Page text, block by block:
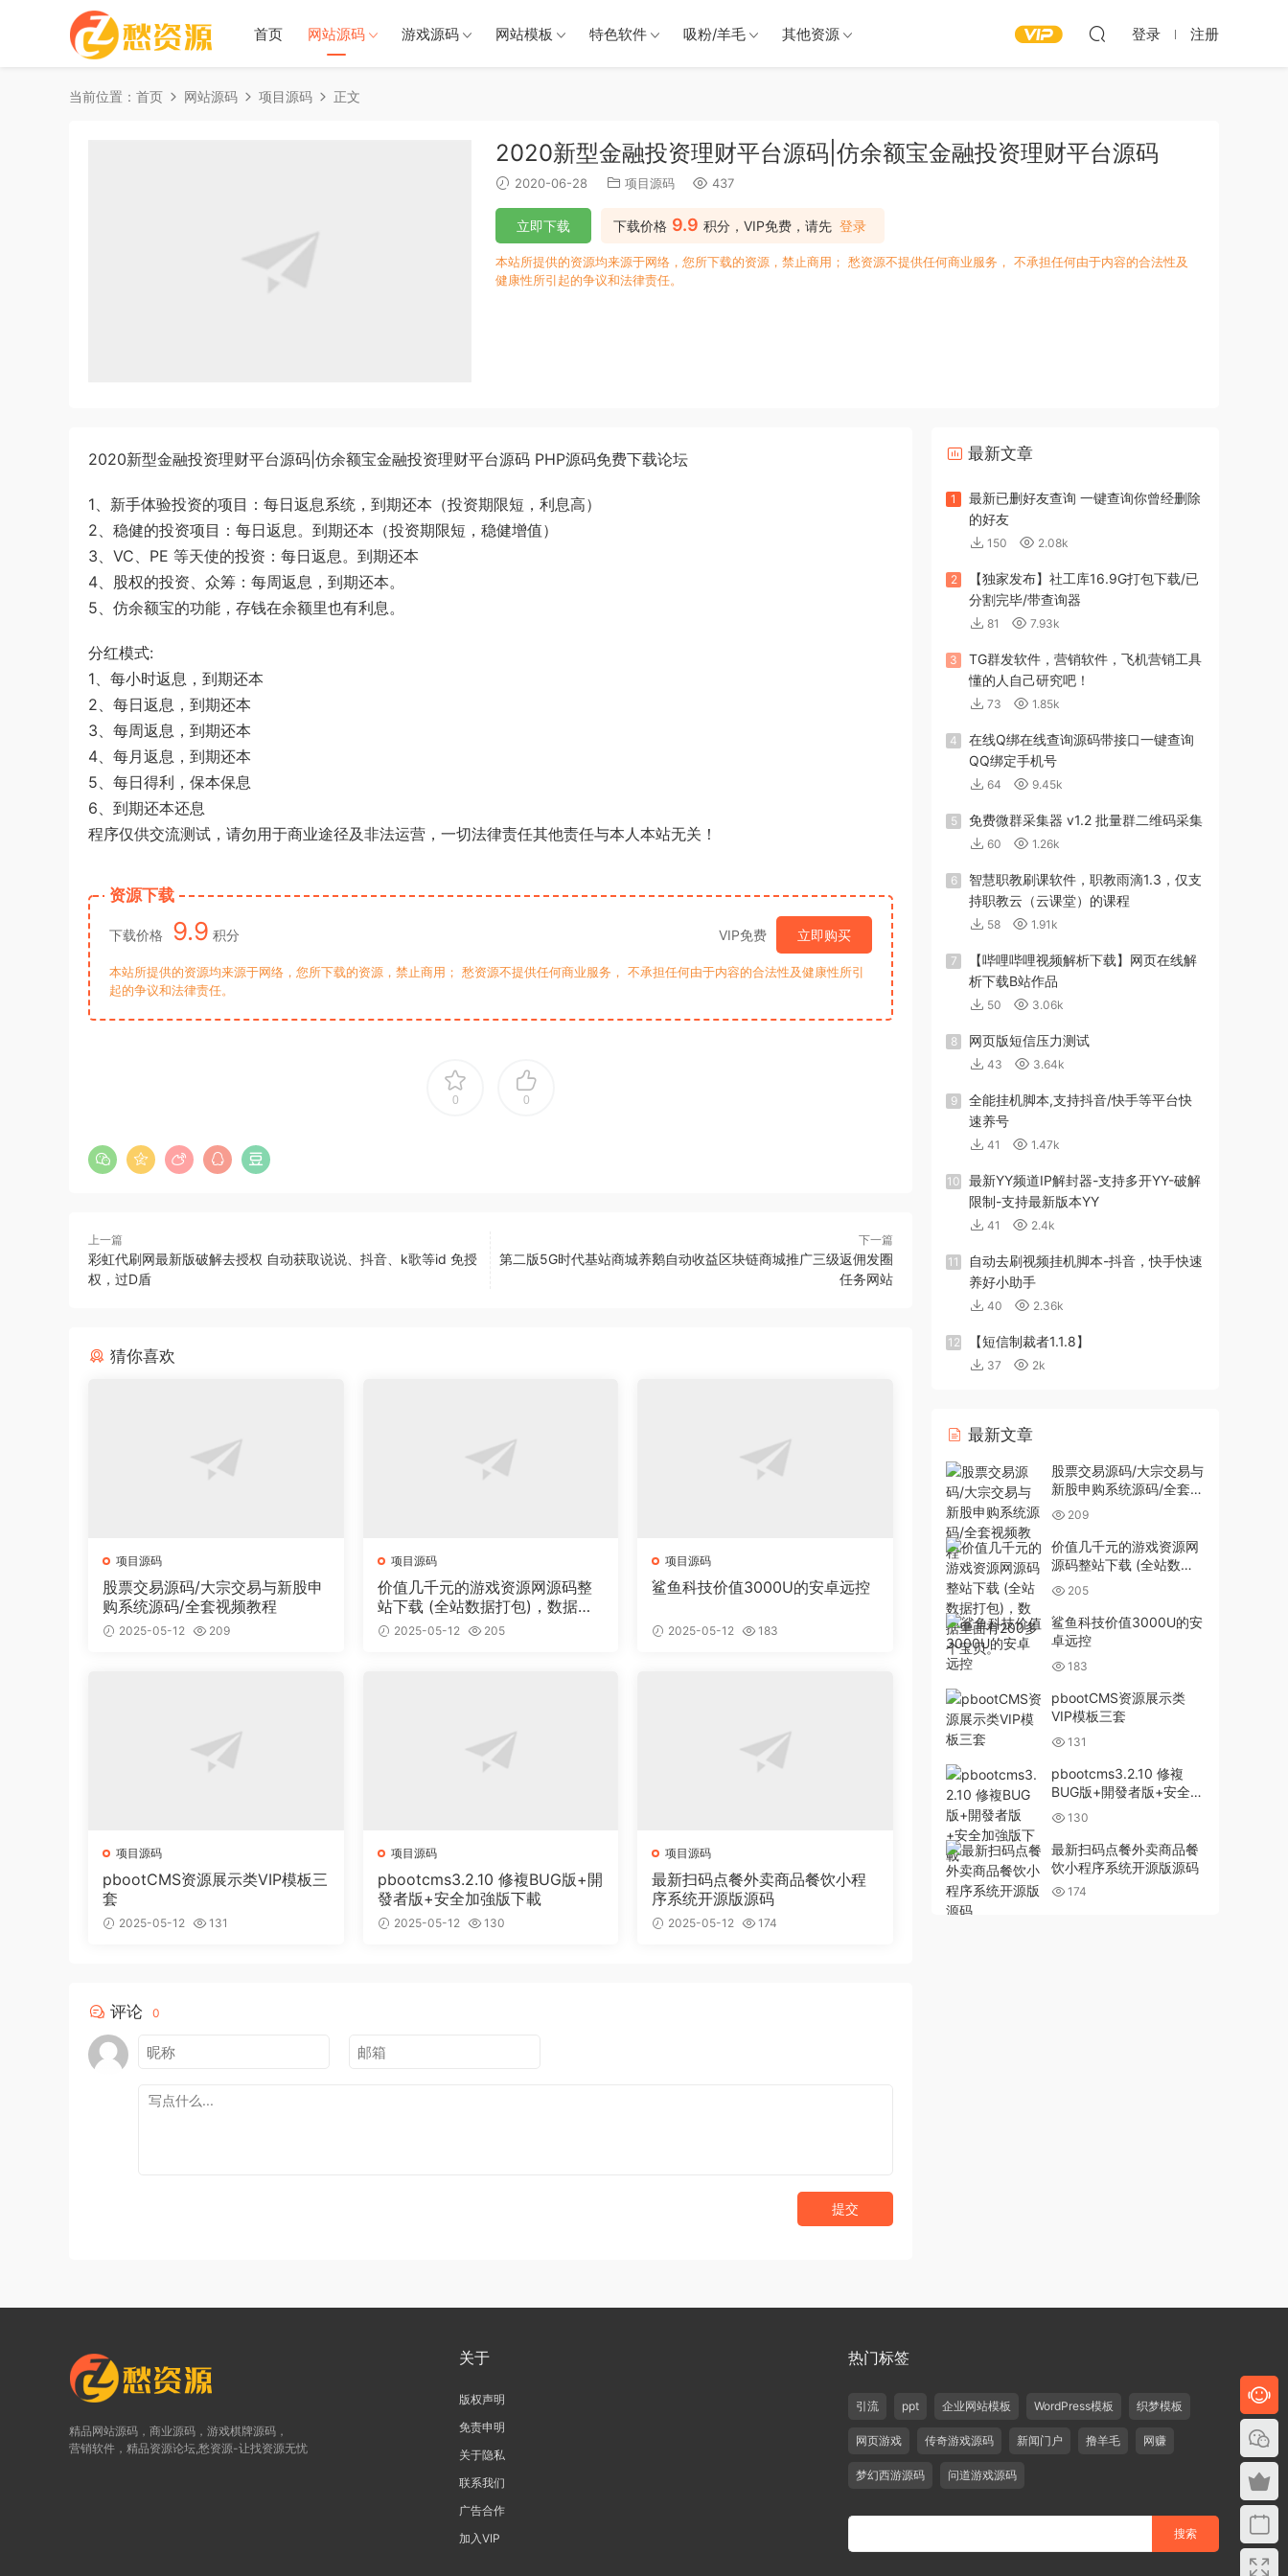
首页 网站源码 游戏源码 网站模板 特色软件 吸粉/羊毛 其他资源 登录 注册
当前位置： 首页 网站源码 项目源码 正文
2020新型金融投资理财平台源码|仿余额宝金融投资理财平台源码
2020-06-28 项目源码 437
下载价格 9.9 积分，VIP免费，请先 登录
立即下载
本站所提供的资源均来源于网络，您所下载的资源，禁止商用； 愁资源不提供任何商业服务， 不承担任何由于内容的合法性及
健康性所引起的争议和法律责任。
2020新型金融投资理财平台源码|仿余额宝金融投资理财平台源码 PHP源码免费下载论坛
1、新手体验投资的项目：每日返息系统，到期还本（投资期限短，利息高）
2、稳健的投资项目：每日返息。到期还本（投资期限短，稳健增值）
3、VC、PE 等天使的投资：每日返息。到期还本
4、股权的投资、众筹：每周返息，到期还本。
5、仿余额宝的功能，存钱在余额里也有利息。
分红模式:
1、每小时返息，到期还本
2、每日返息，到期还本
3、每周返息，到期还本
4、每月返息，到期还本
5、每日得利，保本保息
6、到期还本还息
程序仅供交流测试，请勿用于商业途径及非法运营，一切法律责任其他责任与本人本站无关！
资源下载
下载价格 9.9 积分 VIP免费 立即购买
本站所提供的资源均来源于网络，您所下载的资源，禁止商用； 愁资源不提供任何商业服务， 不承担任何由于内容的合法性及健康性所引
起的争议和法律责任。
0 0
上一篇
彩虹代刷网最新版破解去授权 自动获取说说、抖音、k歌等id 免授
权，过D盾
下一篇
第二版5G时代基站商城养鹅自动收益区块链商城推广三级返佣发圈
任务网站
猜你喜欢
项目源码
股票交易源码/大宗交易与新股申
购系统源码/全套视频教程
2025-05-12 209
项目源码
价值几千元的游戏资源网源码整
站下载 (全站数据打包)，数据里
面有200多个宝贝。
2025-05-12 205
项目源码
鲨鱼科技价值3000U的安卓远控
2025-05-12 183
项目源码
pbootCMS资源展示类VIP模板三
套
2025-05-12 131
项目源码
pbootcms3.2.10 修複BUG版+開
發者版+安全加強版下載
2025-05-12 130
项目源码
最新扫码点餐外卖商品餐饮小程
序系统开源版源码
2025-05-12 174
评论 0
提交
最新文章
1
最新已删好友查询 一键查询你曾经删除
的好友
150 2.08k
2
【独家发布】社工库16.9G打包下载/已
分割完毕/带查询器
81 7.93k
3
TG群发软件，营销软件，飞机营销工具
懂的人自己研究吧！
73 1.85k
4
在线Q绑在线查询源码带接口一键查询
QQ绑定手机号
64 9.45k
5 免费微群采集器 v1.2 批量群二维码采集
60 1.26k
6
智慧职教刷课软件，职教雨滴1.3，仅支
持职教云（云课堂）的课程
58 1.91k
7
【哔哩哔哩视频解析下载】网页在线解
析下载B站作品
50 3.06k
8 网页版短信压力测试
43 3.64k
9
全能挂机脚本,支持抖音/快手等平台快
速养号
41 1.47k
10
最新YY频道IP解封器-支持多开YY-破解
限制-支持最新版本YY
41 2.4k
11
自动去刷视频挂机脚本-抖音，快手快速
养好小助手
40 2.36k
12 【短信制裁者1.1.8】
37 2k
最新文章
股票交易源码/大宗交易与
新股申购系统源码/全套视
频教程
209
价值几千元的游戏资源网
源码整站下载 (全站数据
打包)，数据里面有200多
个宝贝。
205
鲨鱼科技价值3000U的安
卓远控
183
pbootCMS资源展示类
VIP模板三套
131
pbootcms3.2.10 修複
BUG版+開發者版+安全加
強版下載
130
最新扫码点餐外卖商品餐
饮小程序系统开源版源码
174
精品网站源码，商业源码，游戏棋牌源码，
营销软件，精品资源论坛,愁资源-让找资源无忧
关于
版权声明
免责申明
关于隐私
联系我们
广告合作
加入VIP
热门标签
引流 ppt 企业网站模板 WordPress模板 织梦模板
网页游戏 传奇游戏源码 新闻门户 撸羊毛 网赚
梦幻西游源码 问道游戏源码